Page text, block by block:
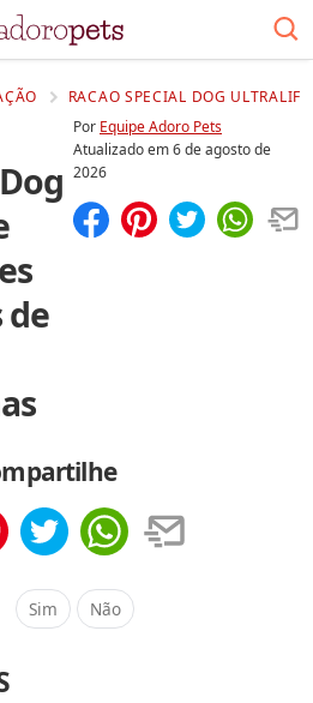
RACAO SPECIAL DOG
de
Por Equipe Adoro Pets
Atualizado em6 de agosto de
2026
Sim Não